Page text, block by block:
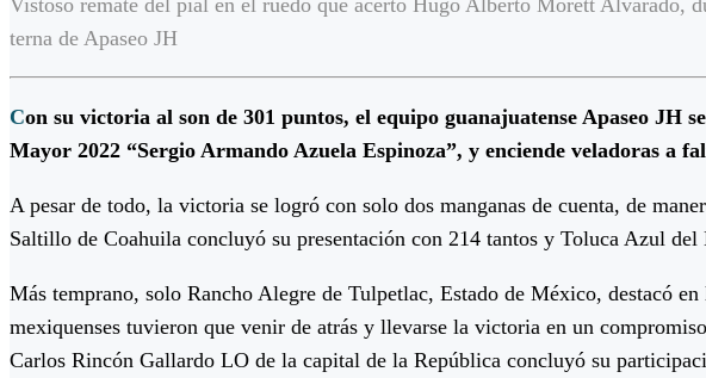
terna de Apaseo JH
Con su victoria al son de 301 puntos, el equipo guanajuatense Apaseo
Mayor 2022 “Sergio Armando Azuela Espinoza”, y enciende veladoras a
A pesar de todo, la victoria se logró con solo dos manganas de cuenta, de
Saltillo de Coahuila concluyó su presentación con 214 tantos y Toluca Azul
Más temprano, solo Rancho Alegre de Tulpetlac, Estado de México, destacó
mexiquenses tuvieron que venir de atrás y llevarse la victoria en un
Carlos Rincón Gallardo LO de la capital de la República concluyó su